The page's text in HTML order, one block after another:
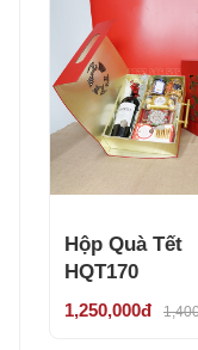
Hộp Quà Tết
HQT170
1,250,000đ